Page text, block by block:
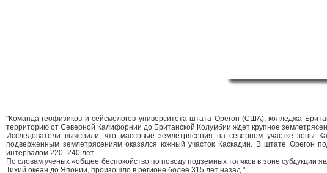
"Команда геофизиков и сейсмологов университета штата Орегон (США), колледжа
территорию от Северной Калифорнии до Британской Колумбии ждет крупное
Исследователи выяснили, что массовые землетрясения на северном участке
подверженным землетрясениям оказался южный участок Каскадии. В штате Орегон
интервалом 220–240 лет.
По словам ученых «общее беспокойство по поводу подземных толчков в зоне
Тихий океан до Японии, произошло в регионе более 315 лет назад."